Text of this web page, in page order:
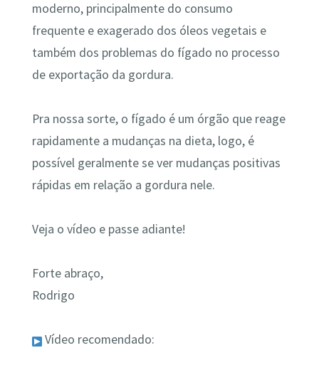
moderno, principalmente do consumo
frequente e exagerado dos óleos vegetais e
também dos problemas do fígado no processo
de exportação da gordura.
Pra nossa sorte, o fígado é um órgão que reage
rapidamente a mudanças na dieta, logo, é
possível geralmente se ver mudanças positivas
rápidas em relação a gordura nele.
Veja o vídeo e passe adiante!
Forte abraço,
Rodrigo
Vídeo recomendado: